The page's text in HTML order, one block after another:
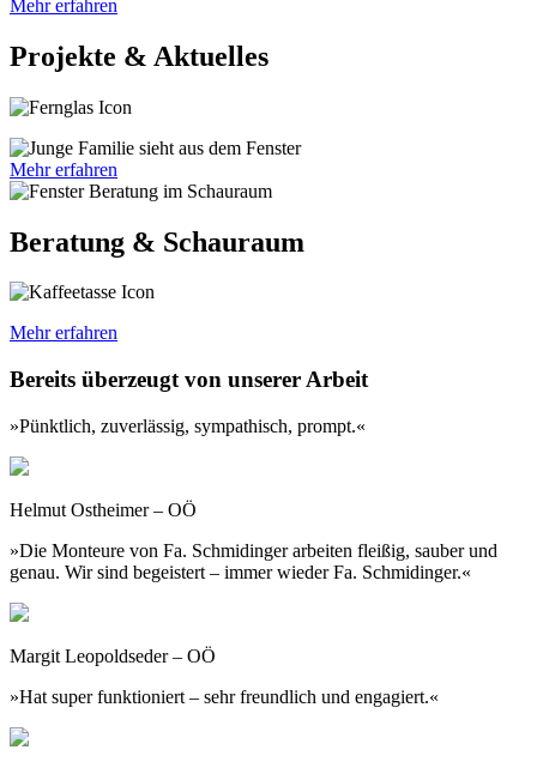
Mehr erfahren
Projekte & Aktuelles
Mehr erfahren
Beratung & Schauraum
Mehr erfahren
Bereits überzeugt von unserer Arbeit
»Pünktlich, zuverlässig, sympathisch, prompt.«
Helmut Ostheimer – OÖ
»Die Monteure von Fa. Schmidinger arbeiten fleißig, sauber und
genau. Wir sind begeistert – immer wieder Fa. Schmidinger.«
Margit Leopoldseder – OÖ
»Hat super funktioniert – sehr freundlich und engagiert.«